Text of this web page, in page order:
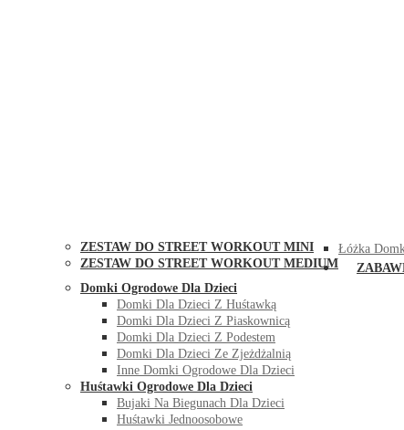
ZESTAW DO STREET WORKOUT MINI
ZESTAW DO STREET WORKOUT MEDIUM
Łóżka
Domki Ogrodowe Dla Dzieci
Domki Dla Dzieci Z Huśtawką
Domki Dla Dzieci Z Piaskownicą
Domki Dla Dzieci Z Podestem
Domki Dla Dzieci Ze Zjeżdżalnią
Inne Domki Ogrodowe Dla Dzieci
Huśtawki Ogrodowe Dla Dzieci
Bujaki Na Biegunach Dla Dzieci
Huśtawki Jednoosobowe